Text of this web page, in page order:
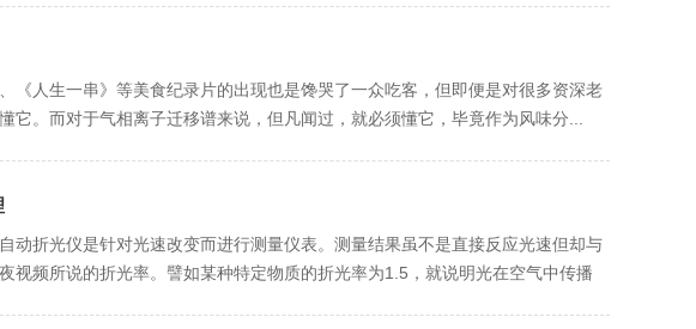
、《人生一串》等美食纪录片的出现也是馋哭了一众吃客，但即便是对很多资深老
它。而对于气相离子迁移谱来说，但凡闻过，就必须懂它，毕竟作为风味分...
折光仪是针对光速改变而进行测量仪表。测量结果虽不是直接反应光速但却与
视频所说的折光率。譬如某种特定物质的折光率为1.5，就说明光在空气中传播